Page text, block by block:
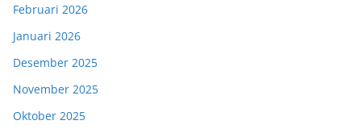
Februari 2026
Januari 2026
Desember 2025
November 2025
Oktober 2025